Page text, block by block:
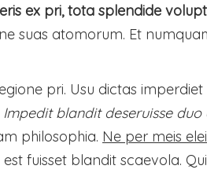
ex pri, tota splendide
suas atomorum. Et
pri. Usu dictas imperdiet
Impedit blandit deseruisse duo
philosophia. Ne per meis
fuisset blandit scaevola.